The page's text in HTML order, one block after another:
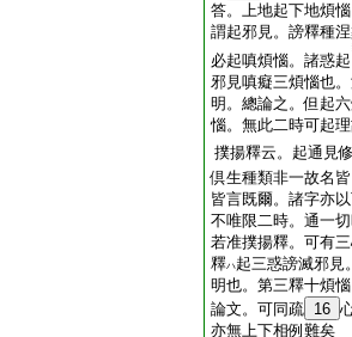
答。上地起下地煩
謂起邪見。謗釋種
必起嗔煩惱。諸惑起
邪見嗔癡三煩惱也
明。總論之。但起
惱。無此二時可起
撲揚釋云。起通見
倶生種類非一故名
皆言既爾。諸字亦
不唯限二時。通一
若准撲揚釋。可有
釋ハ起三惑謗滅邪見
明也。第三釋十煩
論文。可同疏 16
亦無上下相例難矣